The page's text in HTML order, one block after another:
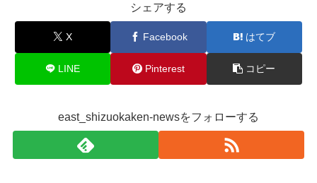
シェアする
X Facebook はてブ
LINE Pinterest コピー
east_shizuokaken-newsをフォローする